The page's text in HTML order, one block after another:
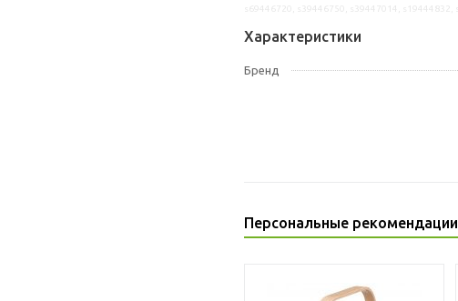
Характеристики
Бренд
Персональные рекомендации